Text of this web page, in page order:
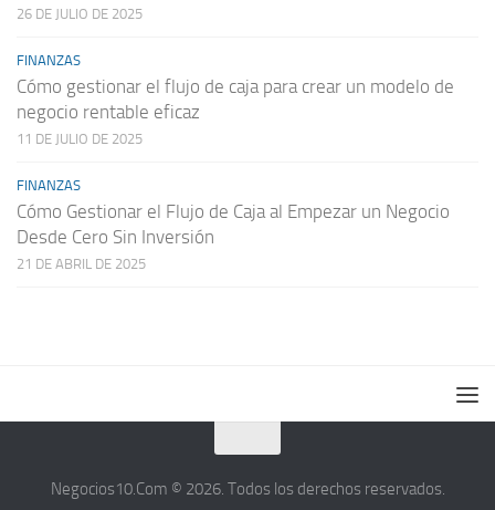
26 DE JULIO DE 2025
FINANZAS
Cómo gestionar el flujo de caja para crear un modelo de
negocio rentable eficaz
11 DE JULIO DE 2025
FINANZAS
Cómo Gestionar el Flujo de Caja al Empezar un Negocio
Desde Cero Sin Inversión
21 DE ABRIL DE 2025
Negocios10.Com © 2026. Todos los derechos reservados.